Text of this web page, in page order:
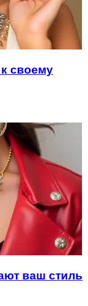
своему
ваш стиль